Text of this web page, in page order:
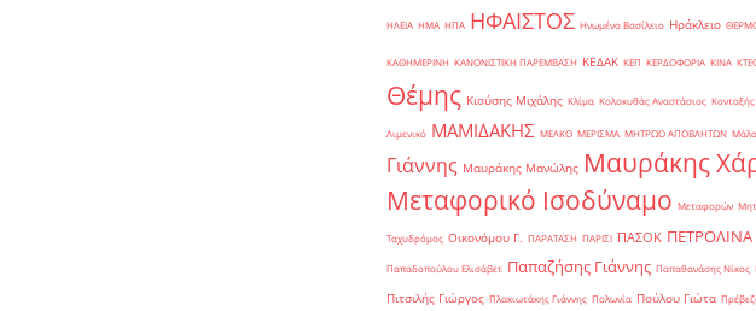
ΗΛΕΙΑ ΗΜΑ ΗΠΑ ΗΦΑΙΣΤΟΣ Ηνωμένο Βασίλειο Ηράκλειο
ΚΑΘΗΜΕΡΙΝΗ ΚΑΝΟΝΙΣΤΙΚΗ ΠΑΡΕΜΒΑΣΗ ΚΕΔΑΚ ΚΕΠ ΚΕΡΔΟΦΟΡΙΑ ΚΙΝΑ
Θέμης Κιούσης Μιχάλης Κλίμα Κολοκυθάς Αναστάσιος
Λιμενικό ΜΑΜΙΔΑΚΗΣ ΜΕΛΚΟ ΜΕΡΙΣΜΑ ΜΗΤΡΩΟ ΑΠΟΒΛΗΤΩΝ
Γιάννης Μαυράκης Μανώλης Μαυράκης
Μεταφορικό Ισοδύναμο Μεταφορών
Ταχυδρόμος Οικονόμου Γ. ΠΑΡΑΤΑΣΗ ΠΑΡΙΣΙ ΠΑΣΟΚ ΠΕΤΡΟΛΙΝΑ
Παπαδοπούλου Ελισάβετ Παπαζήσης Γιάννης Παπαθανάσης Νίκος
Πιτσιλής Γιώργος Πλακιωτάκης Γιάννης Πολωνία Πούλου Γιώτα